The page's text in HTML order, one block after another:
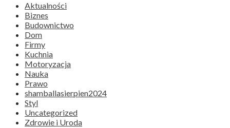
Aktualności
Biznes
Budownictwo
Dom
Firmy
Kuchnia
Motoryzacja
Nauka
Prawo
shamballasierpien2024
Styl
Uncategorized
Zdrowie i Uroda